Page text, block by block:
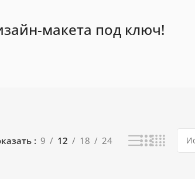
макета под ключ!
9 12 18 24